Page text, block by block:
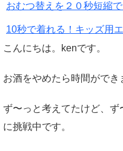
おむつ替えを２０秒短縮
10秒で着れる！キッズ用
こんにちは。kenです。
お酒をやめたら時間ができ
ず〜っと考えてたけど、
に挑戦中です。